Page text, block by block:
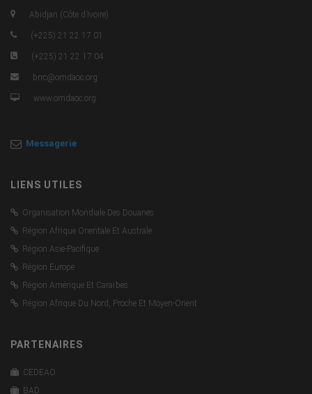
Abidjan (Côte d’Ivoire)
(+225) 21 22 17 01
(+225) 21 22 17 04
brrc@omdaoc.org
www.omdaoc.org
Messagerie
LIENS UTILES
Organisation Mondiale Des Douanes
Région Afrique Orientale Et Australe
Région Asie-Pacifique
Région Europe
Région Amérique Et Caraïbes
Région Afrique Du Nord, Proche Et Moyen-Orient
PARTENAIRES
CEDEAO
BAD